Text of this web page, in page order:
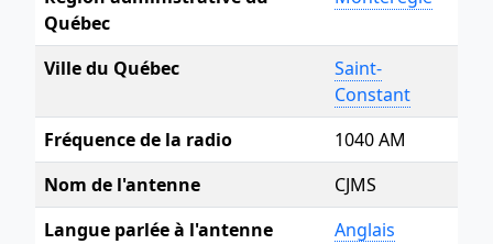
Québec
Ville du Québec
Saint-
Constant
Fréquence de la radio
1040 AM
Nom de l'antenne
CJMS
Langue parlée à l'antenne
Anglais